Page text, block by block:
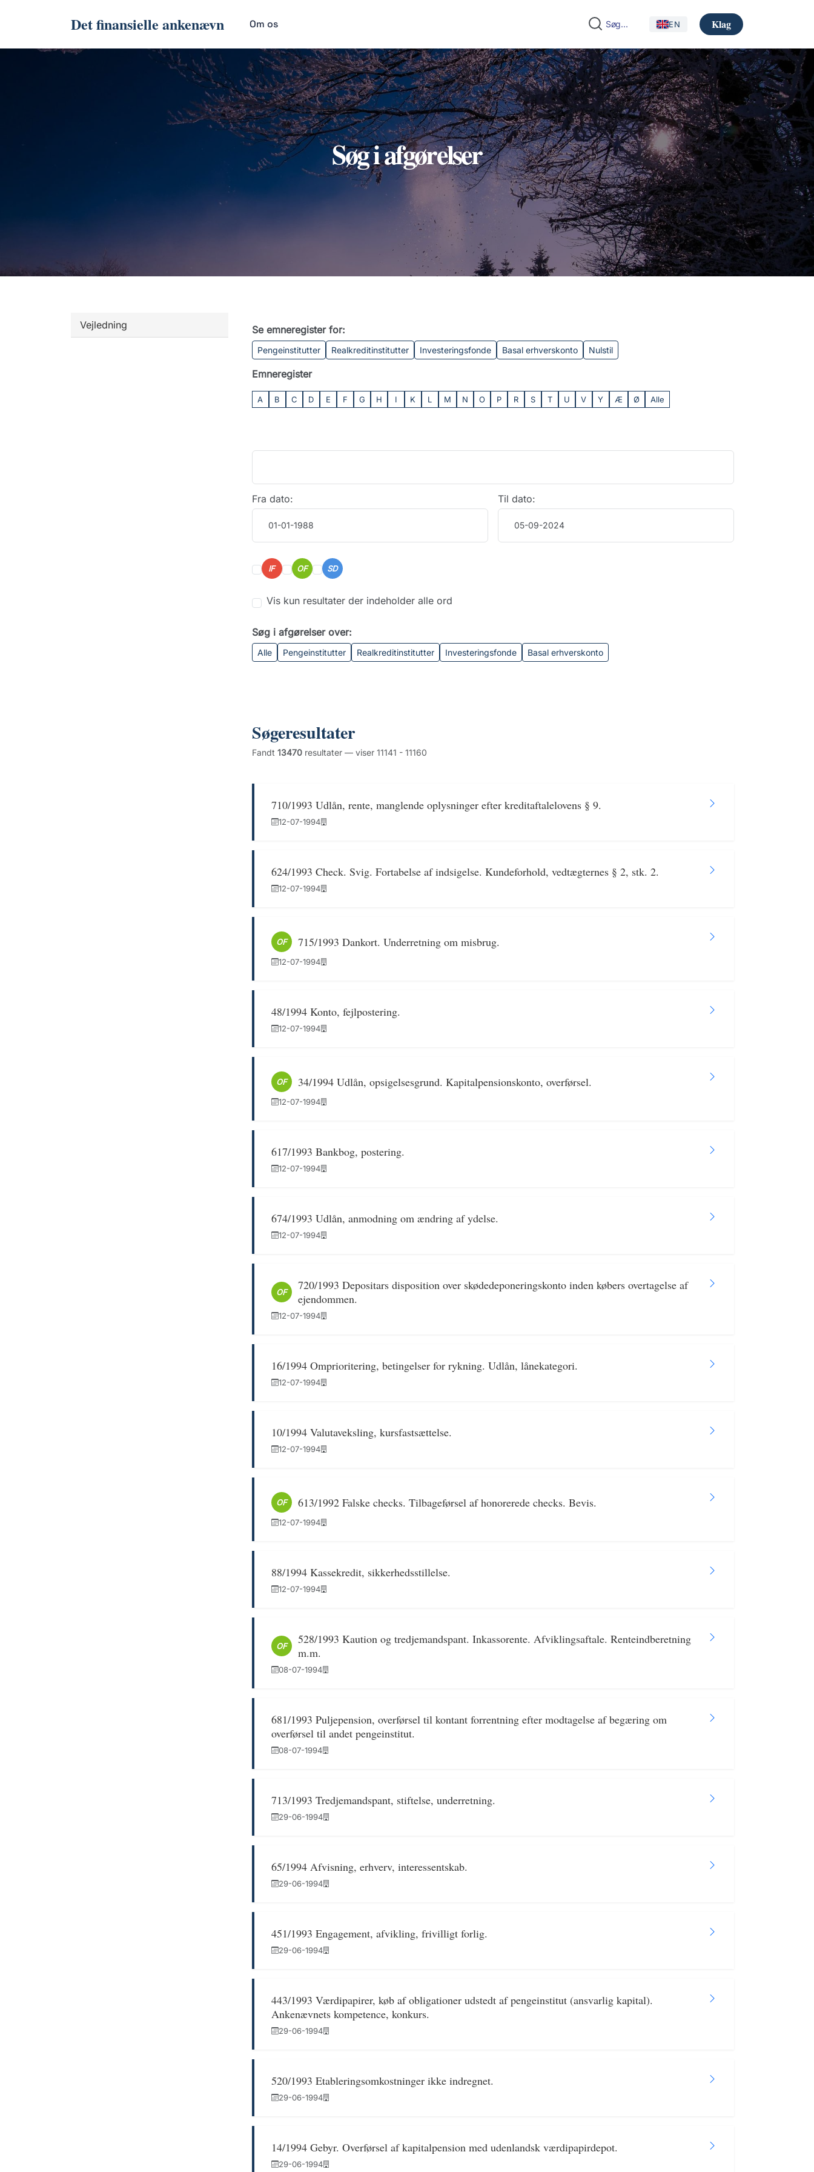
Det finansielle ankenævn Om os EN Klag
Søg i afgørelser
Vejledning Se emneregister for:
Pengeinstitutter Realkreditinstitutter Investeringsfonde Basal erhverskonto Nulstil
Emneregister
A B C D E F G H I K L M N O P R S T U V Y Æ Ø Alle
Fra dato: Til dato:
IF OF SD
Vis kun resultater der indeholder alle ord
Søg i afgørelser over:
Alle Pengeinstitutter Realkreditinstitutter Investeringsfonde Basal erhverskonto
Søgeresultater
Fandt 13470resultater — viser 11141 - 11160
710/1993 Udlån, rente, manglende oplysninger efter kreditaftalelovens § 9.
12-07-1994
624/1993 Check. Svig. Fortabelse af indsigelse. Kundeforhold, vedtægternes § 2, stk. 2.
12-07-1994
OF 715/1993 Dankort. Underretning om misbrug.
12-07-1994
48/1994 Konto, fejlpostering.
12-07-1994
OF 34/1994 Udlån, opsigelsesgrund. Kapitalpensionskonto, overførsel.
12-07-1994
617/1993 Bankbog, postering.
12-07-1994
674/1993 Udlån, anmodning om ændring af ydelse.
12-07-1994
OF
720/1993 Depositars disposition over skødedeponeringskonto inden købers overtagelse af
ejendommen.
12-07-1994
16/1994 Omprioritering, betingelser for rykning. Udlån, lånekategori.
12-07-1994
10/1994 Valutaveksling, kursfastsættelse.
12-07-1994
OF 613/1992 Falske checks. Tilbageførsel af honorerede checks. Bevis.
12-07-1994
88/1994 Kassekredit, sikkerhedsstillelse.
12-07-1994
OF
528/1993 Kaution og tredjemandspant. Inkassorente. Afviklingsaftale. Renteindberetning
m.m.
08-07-1994
681/1993 Puljepension, overførsel til kontant forrentning efter modtagelse af begæring om
overførsel til andet pengeinstitut.
08-07-1994
713/1993 Tredjemandspant, stiftelse, underretning.
29-06-1994
65/1994 Afvisning, erhverv, interessentskab.
29-06-1994
451/1993 Engagement, afvikling, frivilligt forlig.
29-06-1994
443/1993 Værdipapirer, køb af obligationer udstedt af pengeinstitut (ansvarlig kapital).
Ankenævnets kompetence, konkurs.
29-06-1994
520/1993 Etableringsomkostninger ikke indregnet.
29-06-1994
14/1994 Gebyr. Overførsel af kapitalpension med udenlandsk værdipapirdepot.
29-06-1994